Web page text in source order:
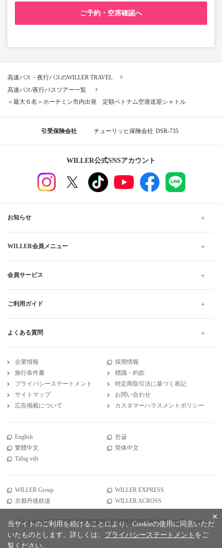
ご予約・空席確認へ
高速バス・夜行バスのWILLER TRAVEL
高速バス/夜行バスツアー一覧
＜最大６名＞ホーチミン市内出発 定額ベトナム空港送迎シャトル
引受保険会社 チューリッヒ保険会社 DSR-735
WILLER公式SNSアカウント
お知らせ
WILLER会員メニュー
会員サービス
ご利用ガイド
よくある質問
企業情報
採用情報
旅行条件書
標識・約款
プライバシーステートメント
特定商取引法に基づく表記
サイトマップ
お問い合わせ
広告掲載について
カスタマーハラスメントポリシー
English
한글
繁體中文
简体中文
Tiếng việt
WILLER Group
WILLER EXPRESS
京都丹後鉄道
WILLER ACROSS
Copyright © WILLER MARKETING CORPORATION All Rights Reserved.
×
当サイトのご利用を続けることにより、Cookieの使用に同意いただ
いたものとします。詳しくは、 プライバシーステートメント をご
覧ください。